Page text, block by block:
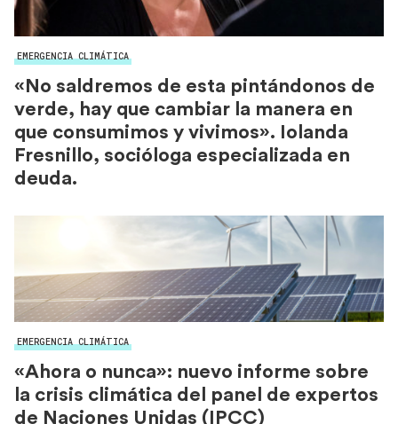
EMERGENCIA CLIMÁTICA
«No saldremos de esta pintándonos de
verde, hay que cambiar la manera en
que consumimos y vivimos». Iolanda
Fresnillo, socióloga especializada en
deuda.
EMERGENCIA CLIMÁTICA
«Ahora o nunca»: nuevo informe sobre
la crisis climática del panel de expertos
de Naciones Unidas (IPCC)